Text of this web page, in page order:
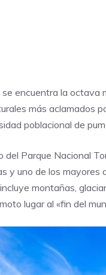
encuentra la octava
más aclamados
poblacional de
del Parque Nacional
y uno de los
montañas,
lugar al «fin del